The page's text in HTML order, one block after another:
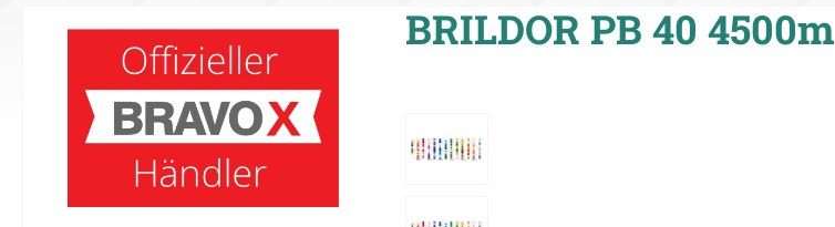
BRILDOR PB 40 4500m